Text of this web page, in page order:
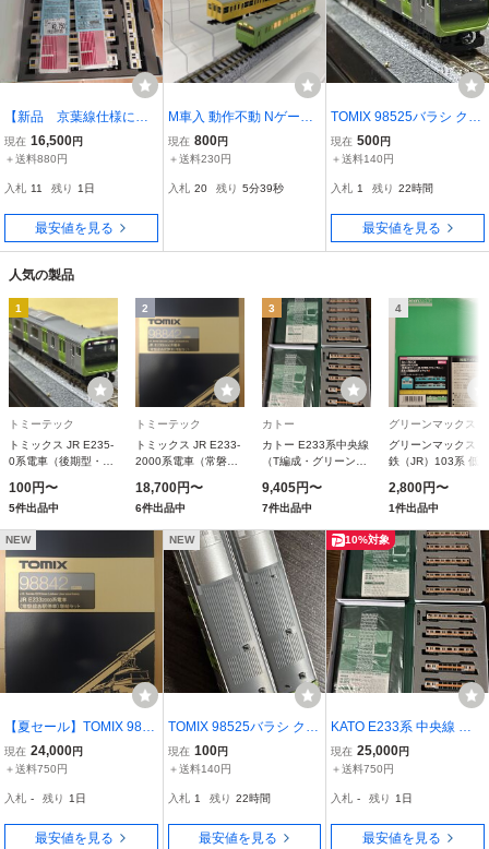
【新品 京葉線仕様に変
更可能！】TOMIX Nゲー
ジ JR 205系 中央総武線
＋ 京葉線仕様に変更用
のインレタ付き
現在 16,500円
＋送料880円
入札 11 残り 1日
最安値を見る
M車入 動作不動 Nゲージ
通勤電車 3両 まとめ まと
めて 現状品 1円〜
現在 800円
＋送料230円
入札 20 残り 5分37秒
TOMIX 98525バラシ クハ
E234
現在 500円
＋送料140円
入札 1 残り 22時間
最安値を見る
人気の製品
1
トミーテック
トミックス JR E235-
0系電車（後期型・山
98525
100円〜
5件出品中
2
トミーテック
トミックス JR E233-
2000系電車（常磐線
98841
18,700円〜
6件出品中
3
カトー
カトー E233系中央線
（T編成・グリーン車
両） 10-2077
9,405円〜
7件出品中
4
グリーンマックス
グリーンマックス 国
鉄（JR）103系 低
改車・スカイブルー
基本4両編成ボディ
ットA 18009
2,800円〜
1件出品中
NEW
【夏セール】TOMIX 9884
1 98842 JR E233系2000
番台 常磐線各駅停車 基本
現在 24,000円
＋送料750円
入札 - 残り 1日
最安値を見る
NEW
TOMIX 98525バラシ クハ
E235
現在 100円
＋送料140円
入札 1 残り 22時間
最安値を見る
10%対象
KATO E233系 中央線 グ
リーン車組み込み 12両セ
ット T編成
現在 25,000円
＋送料750円
入札 - 残り 1日
最安値を見る